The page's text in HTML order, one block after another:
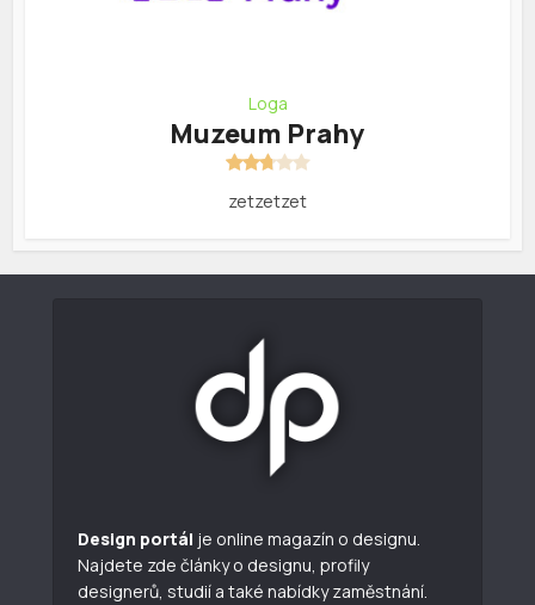
Loga
Muzeum Prahy
zetzetzet
Design portál je online magazín o designu.
Najdete zde články o designu, profily
designerů, studií a také nabídky zaměstnání.